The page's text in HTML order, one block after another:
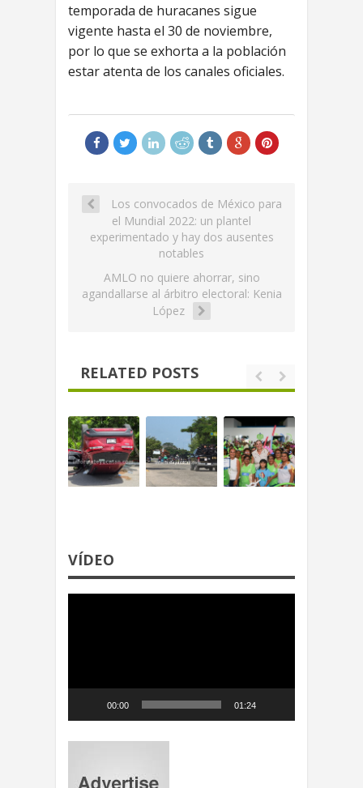
temporada de huracanes sigue
vigente hasta el 30 de noviembre,
por lo que se exhorta a la población
estar atenta de los canales oficiales.
Los convocados de México para
el Mundial 2022: un plantel
experimentado y hay dos ausentes
notables
AMLO no quiere ahorrar, sino
agandallarse al árbitro electoral: Kenia
López
RELATED POSTS
VÍDEO
00:00 01:24